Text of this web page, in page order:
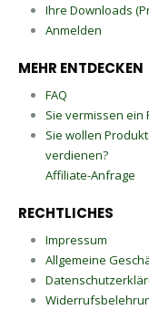
Ihre Downloads
Anmelden
MEHR ENTDECKEN
FAQ
Sie vermissen ein
Sie wollen
verdienen?
Affiliate-Anfrage
RECHTLICHES
Impressum
Allgemeine